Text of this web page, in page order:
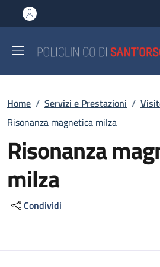
al contenuto principale
to footer content
Briciole di pane
Home / Servizi e Prestazioni /
Risonanza magnetica milza
Risonanza
milza
Condividi